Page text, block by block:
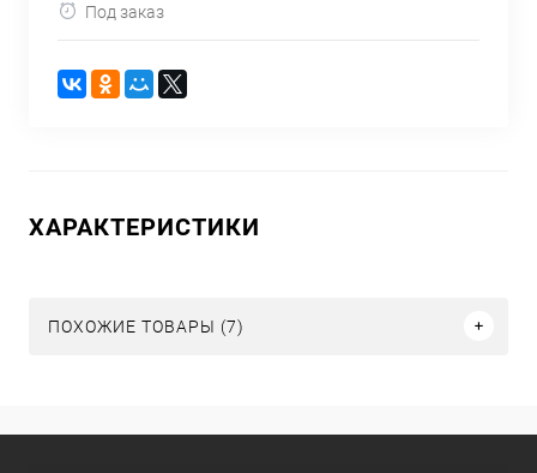
Под заказ
ХАРАКТЕРИСТИКИ
ПОХОЖИЕ ТОВАРЫ (7)